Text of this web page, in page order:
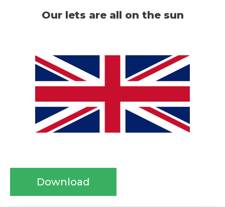
Our lets are all on the sun
Download